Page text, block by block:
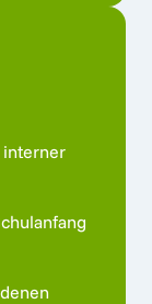
und
interner